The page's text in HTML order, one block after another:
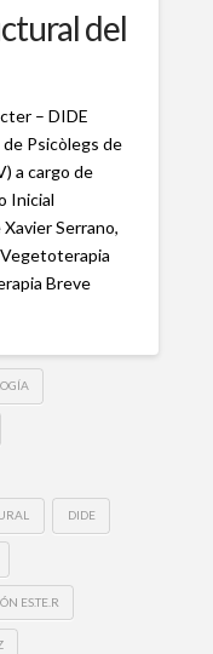
del
– DIDE
Psicòlegs de
a cargo de
Inicial
Serrano,
Breve
DIDE
ES.TE.R